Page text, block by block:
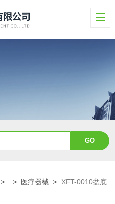
> > 医疗器械 > XFT-0010盆底